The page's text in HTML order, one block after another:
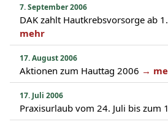
7. September 2006
DAK zahlt Hautkrebsvorsorge ab
mehr
17. August 2006
Aktionen zum Hauttag 2006 →
17. Juli 2006
Praxisurlaub vom 24. Juli bis zum